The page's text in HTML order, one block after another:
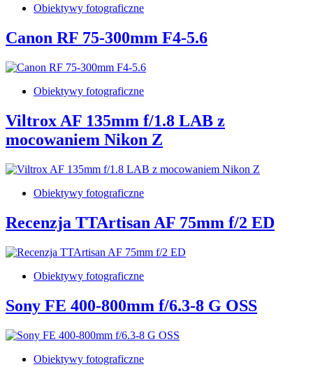
Obiektywy fotograficzne
Canon RF 75-300mm F4-5.6
Obiektywy fotograficzne
Viltrox AF 135mm f/1.8 LAB z
mocowaniem Nikon Z
Obiektywy fotograficzne
Recenzja TTArtisan AF 75mm f/2 ED
Obiektywy fotograficzne
Sony FE 400-800mm f/6.3-8 G OSS
Obiektywy fotograficzne